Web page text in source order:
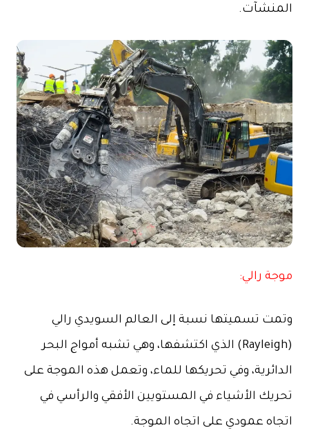
المنشآت.
موجة رالي:
وتمت تسميتها نسبة إلى العالم السويدي رالي
(Rayleigh) الذي اكتشفها، وهي تشبه أمواج البحر
الدائرية، وفي تحريكها للماء، وتعمل هذه الموجة على
تحريك الأشياء في المستويين الأفقي والرأسي في
اتجاه عمودي على اتجاه الموجة.